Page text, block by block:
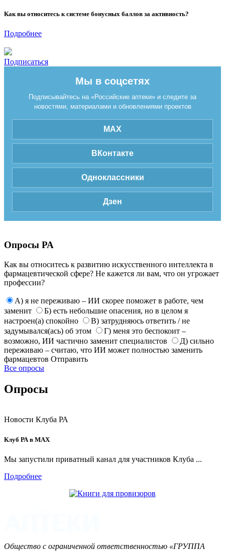
Как вы относитесь к системе бонусных баллов за активность?
Подробнее
Подписаться
Мы в соцсетях
Подписывайтесь на «Российские аптеки» и следите за
новостями, материалами и обновлениями проектов
MAX
ВКонтакте
Одноклассники
Дзен
Опросы РА
Как вы относитесь к развитию искусственного интеллекта в
фармацевтической сфере? Не кажется ли вам, что он угрожает
профессии?
А) я не переживаю – ИИ скорее поможет в работе, чем
заменит
Б) есть небольшие опасения, но в целом я
настроен(а) спокойно
В) затрудняюсь ответить / не
задумывался(ась) об этом
Г) меня это беспокоит –
возможно, ИИ частично заменит специалистов
Д) сильно
переживаю – считаю, что ИИ может полностью заменить
фармацевтов Отправить
Все опросы
Опросы
Новости Клуба РА
Клуб РА в MAX
Мы запустили приватный канал для участников Клуба ...
Подробнее
Общество с ограниченной ответственностью «ГРУППА